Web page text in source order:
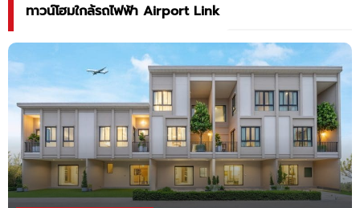
ทาวน์โฮมใกล้รถไฟฟ้า Airport Link